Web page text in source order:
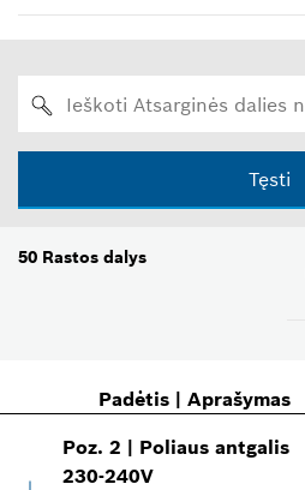
Tęsti
50 Rastos dalys
Padėtis| Aprašymas
Poz.2 | Poliaus antgalis
230-240V